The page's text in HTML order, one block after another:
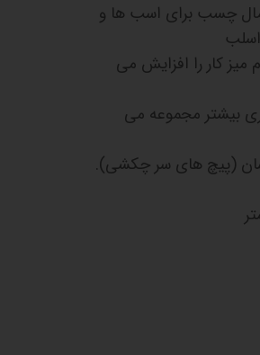
چسب برای اسب ها و
کار را افزایش می
بیشتر مجموعه می
(پیچ های سر چکشی).